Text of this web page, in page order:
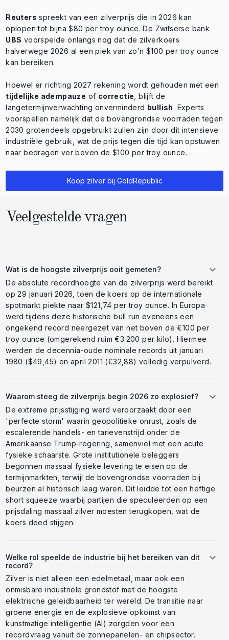
Reuters spreekt van een zilverprijs die in 2026 kan
oplopen tot bijna $80 per troy ounce. De Zwitserse bank
UBS voorspelde onlangs nog dat de zilverkoers
halverwege 2026 al een piek van zo’n $100 per troy ounce
kan bereiken.
Hoewel er richting 2027 rekening wordt gehouden met een
tijdelijke adempauze of correctie , blijft de
langetermijnverwachting onverminderd bullish. Experts
voorspellen namelijk dat de bovengrondse voorraden tegen
2030 grotendeels opgebruikt zullen zijn door dit intensieve
industriële gebruik, wat de prijs tegen die tijd kan opstuwen
naar bedragen ver boven de $100 per troy ounce.
Koop zilver bij GoldRepublic
Veelgestelde vragen
Wat is de hoogste zilverprijs ooit gemeten?
De absolute recordhoogte van de zilverprijs werd bereikt
op 29 januari 2026, toen de koers op de internationale
spotmarkt piekte naar $121,74 per troy ounce. In Europa
werd tijdens deze historische bull run eveneens een
ongekend record neergezet van net boven de €100 per
troy ounce (omgerekend ruim €3.200 per kilo). Hiermee
werden de decennia-oude nominale records uit januari
1980 ($49,45) en april 2011 (€32,88) volledig verpulverd.
Waarom steeg de zilverprijs begin 2026 zo explosief?
De extreme prijsstijging werd veroorzaakt door een
'perfecte storm' waarin geopolitieke onrust, zoals de
escalerende handels- en tarievenstrijd onder de
Amerikaanse Trump-regering, samenviel met een acute
fysieke schaarste. Grote institutionele beleggers
begonnen massaal fysieke levering te eisen op de
termijnmarkten, terwijl de bovengrondse voorraden bij
beurzen al historisch laag waren. Dit leidde tot een heftige
short squeeze waarbij partijen die speculeerden op een
prijsdaling massaal zilver moesten terugkopen, wat de
koers deed stijgen.
Welke rol speelde de industrie bij het bereiken van dit
record?
Zilver is niet alleen een edelmetaal, maar ook een
onmisbare industriële grondstof met de hoogste
elektrische geleidbaarheid ter wereld. De transitie naar
groene energie en de explosieve opkomst van
kunstmatige intelligentie (AI) zorgden voor een
recordvraag vanuit de zonnepanelen- en chipsector.